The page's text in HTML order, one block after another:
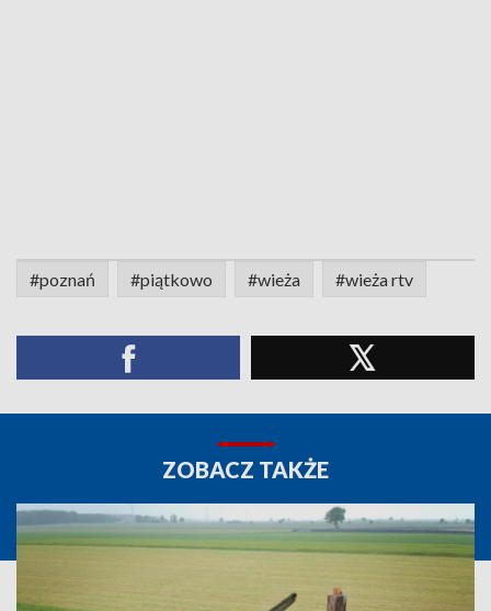
#poznań #piątkowo #wieża #wieża rtv
ZOBACZ TAKŻE